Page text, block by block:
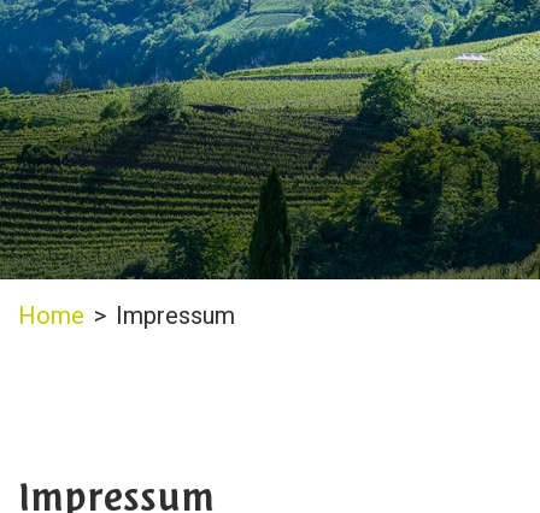
Home > Impressum
Impressum